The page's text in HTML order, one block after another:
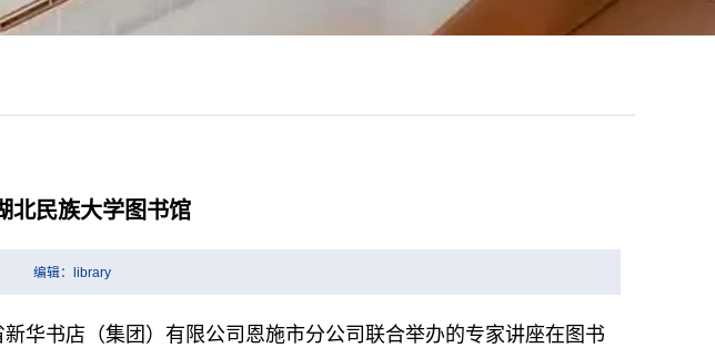
北民族大学图书馆
编辑：library
华书店（集团）有限公司恩施市分公司联合举办的专家讲座在图书